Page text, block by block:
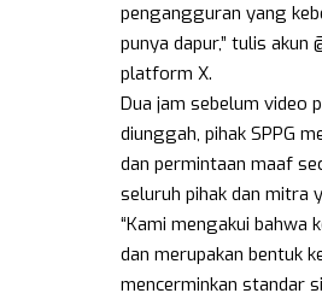
pengangguran yang
punya dapur,” tulis akun
platform X.
Dua jam sebelum video
diunggah, pihak SPPG
dan permintaan maaf
seluruh pihak dan mitra
“Kami mengakui bahwa
dan merupakan bentuk
mencerminkan standar